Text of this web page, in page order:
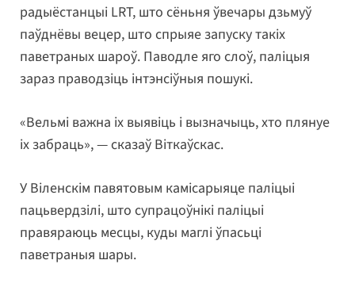
радыёстанцыі LRT, што сёньня ўвечары дзьмуў
паўднёвы вецер, што спрыяе запуску такіх
паветраных шароў. Паводле яго слоў, паліцыя
зараз праводзіць інтэнсіўныя пошукі.
«Вельмі важна іх выявіць і вызначыць, хто плянуе
іх забраць», — сказаў Віткаўскас.
У Віленскім павятовым камісарыяце паліцыі
пацьвердзілі, што супрацоўнікі паліцыі
правяраюць месцы, куды маглі ўпасьці
паветраныя шары.